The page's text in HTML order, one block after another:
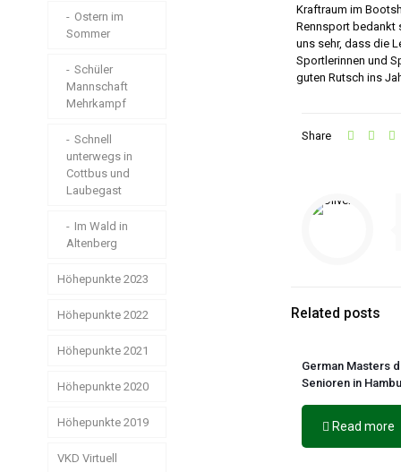
Kraftraum im
Rennsport bedankt
uns sehr, dass die
Sportlerinnen und
guten Rutsch ins
Share
Related posts
German Masters
Senioren in
Read more
Paddelsaison
2025 ist eröffnet!
Athletik beim
KVL
Lütten
Starker langer
Atem
Endlich mal
Schnee in
Ostern im
Sommer
Schüler
Mannschaft
Mehrkampf
Schnell
unterwegs in
Cottbus und
Laubegast
Im Wald in
Altenberg
Höhepunkte 2023
Schwerin ist
zu Wasser
200m und
und schnell und
Höhepunkte 2022
Testen, Testen,
Spreewald
#So geht
Höhepunkte 2021
Triple
Deutschlands
Höhepunkte 2020
in Leipzig
Höhepunkte 2019
VKD Virtuell